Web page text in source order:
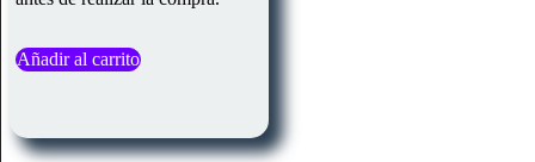
Añadir al carrito